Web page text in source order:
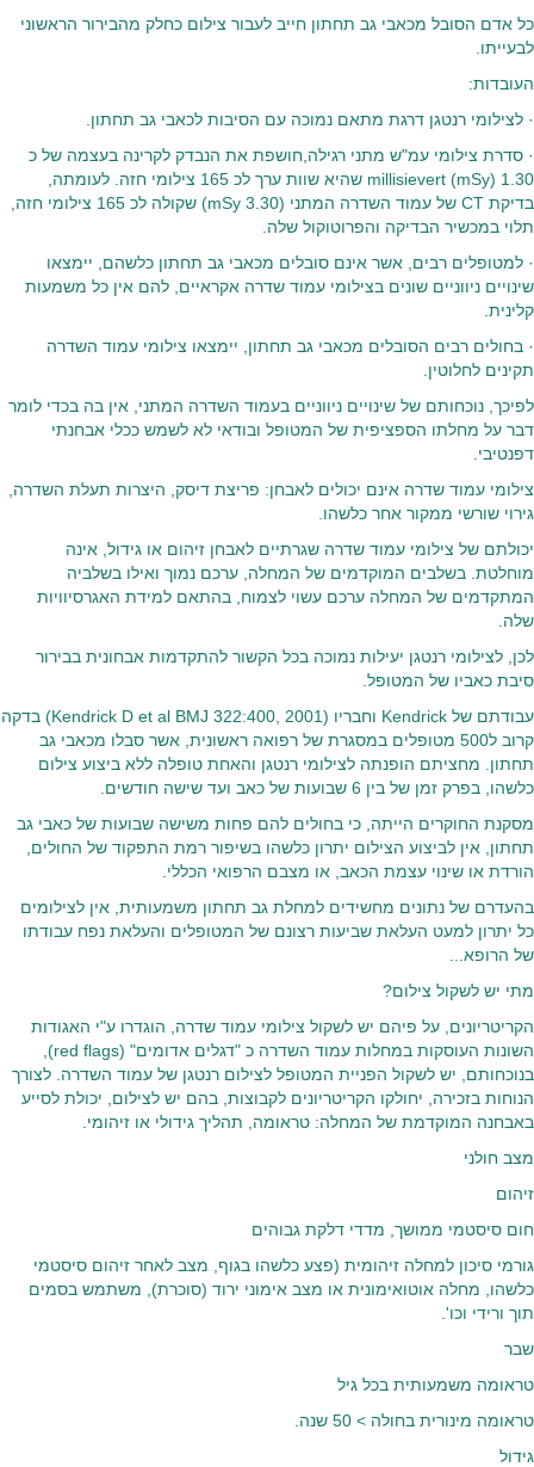
כל אדם הסובל מכאבי גב תחתון חייב לעבור צילום כחלק מהבירור הראשוני
לבעייתו.
העובדות:
· לצילומי רנטגן דרגת מתאם נמוכה עם הסיבות לכאבי גב תחתון.
· סדרת צילומי עמ"ש מתני רגילה,חושפת את הנבדק לקרינה בעצמה של כ
1.30 millisievert (mSy) שהיא שוות ערך לכ 165 צילומי חזה. לעומתה,
בדיקת CT של עמוד השדרה המתני (3.30 mSy) שקולה לכ 165 צילומי חזה,
תלוי במכשיר הבדיקה והפרוטוקול שלה.
· למטופלים רבים, אשר אינם סובלים מכאבי גב תחתון כלשהם, יימצאו
שינויים ניווניים שונים בצילומי עמוד שדרה אקראיים, להם אין כל משמעות
קלינית.
· בחולים רבים הסובלים מכאבי גב תחתון, יימצאו צילומי עמוד השדרה
תקינים לחלוטין.
לפיכך, נוכחותם של שינויים ניווניים בעמוד השדרה המתני, אין בה בכדי לומר
דבר על מחלתו הספציפית של המטופל ובודאי לא לשמש ככלי אבחנתי
דפנטיבי.
צילומי עמוד שדרה אינם יכולים לאבחן: פריצת דיסק, היצרות תעלת השדרה,
גירוי שורשי ממקור אחר כלשהו.
יכולתם של צילומי עמוד שדרה שגרתיים לאבחן זיהום או גידול, אינה
מוחלטת. בשלבים המוקדמים של המחלה, ערכם נמוך ואילו בשלביה
המתקדמים של המחלה ערכם עשוי לצמוח, בהתאם למידת האגרסיוויות
שלה.
לכן, לצילומי רנטגן יעילות נמוכה בכל הקשור להתקדמות אבחונית בבירור
סיבת כאביו של המטופל.
עבודתם של Kendrick וחבריו (Kendrick D et al BMJ 322:400, 2001) בדקה
קרוב ל500 מטופלים במסגרת של רפואה ראשונית, אשר סבלו מכאבי גב
תחתון. מחציתם הופנתה לצילומי רנטגן והאחת טופלה ללא ביצוע צילום
כלשהו, בפרק זמן של בין 6 שבועות של כאב ועד שישה חודשים.
מסקנת החוקרים הייתה, כי בחולים להם פחות משישה שבועות של כאבי גב
תחתון, אין לביצוע הצילום יתרון כלשהו בשיפור רמת התפקוד של החולים,
הורדת או שינוי עצמת הכאב, או מצבם הרפואי הכללי.
בהעדרם של נתונים מחשידים למחלת גב תחתון משמעותית, אין לצילומים
כל יתרון למעט העלאת שביעות רצונם של המטופלים והעלאת נפח עבודתו
של הרופא...
מתי יש לשקול צילום?
הקריטריונים, על פיהם יש לשקול צילומי עמוד שדרה, הוגדרו ע"י האגודות
השונות העוסקות במחלות עמוד השדרה כ "דגלים אדומים" (red flags),
בנוכחותם, יש לשקול הפניית המטופל לצילום רנטגן של עמוד השדרה. לצורך
הנוחות בזכירה, יחולקו הקריטריונים לקבוצות, בהם יש לצילום, יכולת לסייע
באבחנה המוקדמת של המחלה: טראומה, תהליך גידולי או זיהומי.
מצב חולני
זיהום
חום סיסטמי ממושך, מדדי דלקת גבוהים
גורמי סיכון למחלה זיהומית (פצע כלשהו בגוף, מצב לאחר זיהום סיסטמי
כלשהו, מחלה אוטואימונית או מצב אימוני ירוד (סוכרת), משתמש בסמים
תוך ורידי וכו'.
שבר
טראומה משמעותית בכל גיל
טראומה מינורית בחולה > 50 שנה.
גידול